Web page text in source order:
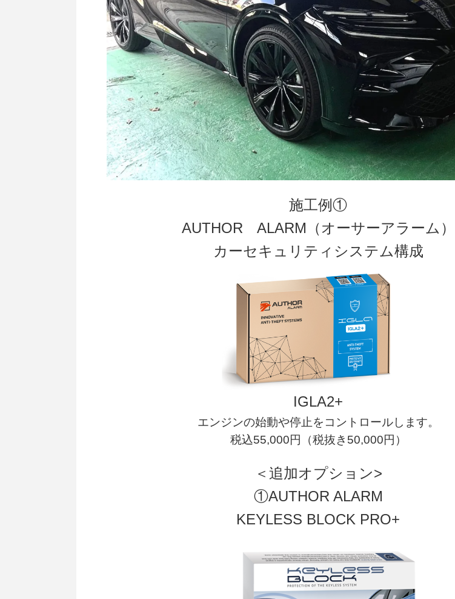
施工例①
AUTHOR ALARM（オーサーアラーム）
カーセキュリティシステム構成
IGLA2+
エンジンの始動や停止をコントロールします。
税込55,000円（税抜き50,000円）
＜追加オプション>
①AUTHOR ALARM
KEYLESS BLOCK PRO+